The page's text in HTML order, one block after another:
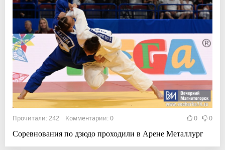
Прочитали: 242 Комментарии: 0 0 0
Соревнования по дзюдо проходили в Арене Металлург